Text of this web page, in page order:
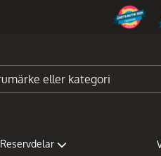
Reservdelar